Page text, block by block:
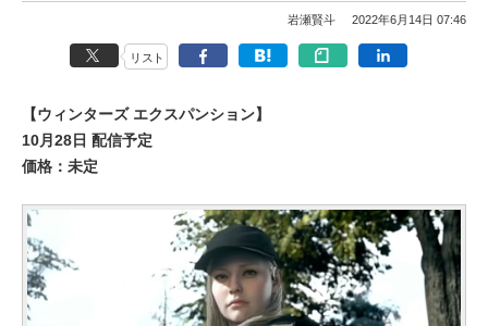
岩瀬賢斗 2022年6月14日 07:46
リスト
【ウィンターズ エクスパンション】
10月28日 配信予定
価格：未定